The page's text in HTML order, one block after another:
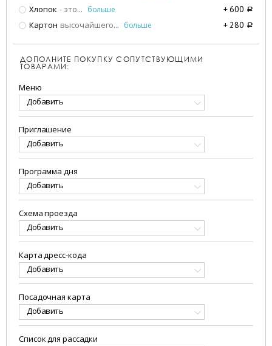
Хлопок - это... больше + 600 a
Картон высочайшего... больше + 280 a
ДОПОЛНИТЕ ПОКУПКУ СОПУТСТВУЮЩИМИ
ТОВАРАМИ:
Меню
Добавить
Приглашение
Добавить
Программа дня
Добавить
Схема проезда
Добавить
Карта дресс-кода
Добавить
Посадочная карта
Добавить
Список для рассадки